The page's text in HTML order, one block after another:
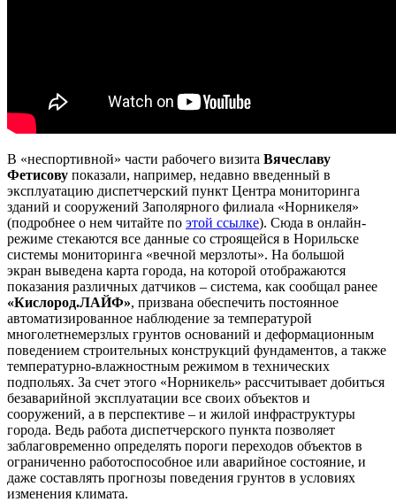
В «неспортивной» части рабочего визита Вячеславу
Фетисову показали, например, недавно введенный в
эксплуатацию диспетчерский пункт Центра мониторинга
зданий и сооружений Заполярного филиала «Норникеля»
(подробнее о нем читайте по этой ссылке). Сюда в онлайн-
режиме стекаются все данные со строящейся в Норильске
системы мониторинга «вечной мерзлоты». На большой
экран выведена карта города, на которой отображаются
показания различных датчиков – система, как сообщал ранее
«Кислород.ЛАЙФ», призвана обеспечить постоянное
автоматизированное наблюдение за температурой
многолетнемерзлых грунтов оснований и деформационным
поведением строительных конструкций фундаментов, а также
температурно-влажностным режимом в технических
подпольях. За счет этого «Норникель» рассчитывает добиться
безаварийной эксплуатации все своих объектов и
сооружений, а в перспективе – и жилой инфраструктуры
города. Ведь работа диспетчерского пункта позволяет
заблаговременно определять пороги переходов объектов в
ограниченно работоспособное или аварийное состояние, и
даже составлять прогнозы поведения грунтов в условиях
изменения климата.